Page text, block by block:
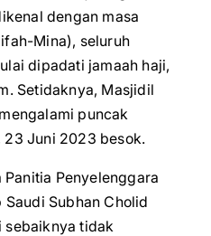
dengan masa
Mina), seluruh
dipadati jamaah haji,
Setidaknya, Masjidil
puncak
23 Juni 2023 besok.
Penyelenggara
Subhan Cholid
sebaiknya tidak